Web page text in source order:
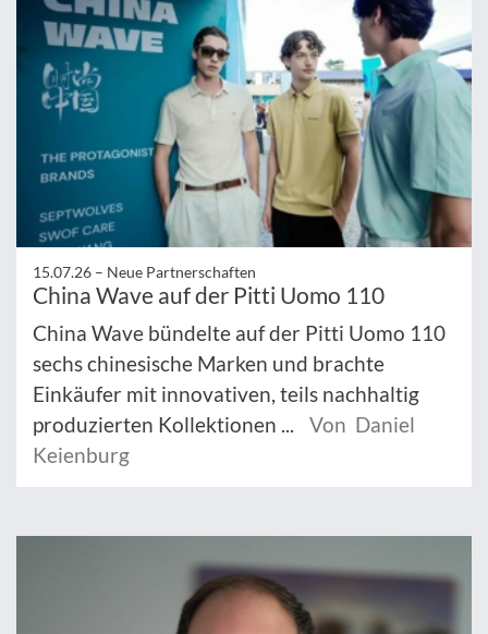
15.07.26 – Neue Partnerschaften
China Wave auf der Pitti Uomo 110
China Wave bündelte auf der Pitti Uomo 110
sechs chinesische Marken und brachte
Einkäufer mit innovativen, teils nachhaltig
produzierten Kollektionen ...
Von Daniel
Keienburg